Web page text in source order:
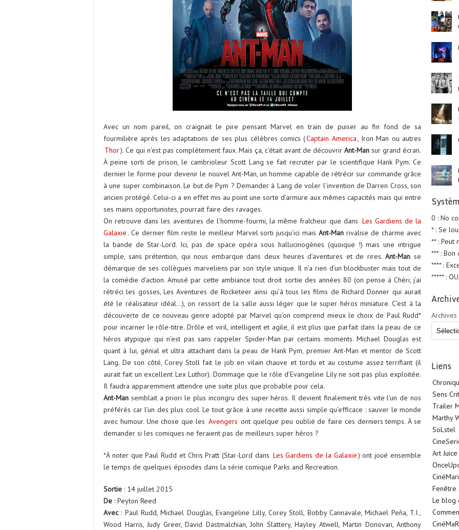
Avec un nom pareil, on craignait le pire pensant Marvel en train de puiser au fin fond de sa
fourmilière après les adaptations de ses plus célèbres comics (Captain America, Iron Man ou autres
Thor). Ce qui n’est pas complètement faux. Mais ça, c’était avant de découvrir Ant-Man sur grand écran.
À peine sorti de prison, le cambrioleur Scott Lang se fait recruter par le scientifique Hank Pym. Ce
dernier le forme pour devenir le nouvel Ant-Man, un homme capable de rétrécir sur commande grâce
à une super combinaison. Le but de Pym ? Demander à Lang de voler l’invention de Darren Cross, son
ancien protégé. Celui-ci a en effet mis au point une sorte d’armure aux mêmes capacités mais qui entre
ses mains opportunistes, pourrait faire des ravages.
On retrouve dans les aventures de l’homme-fourmi, la même fraîcheur que dans Les Gardiens de la
Galaxie . Ce dernier film reste le meilleur Marvel sorti jusqu’ici maisAnt-Man rivalise de charme avec
la bande de Star-Lord. Ici, pas de space opéra sous hallucinogènes (quoique !) mais une intrigue
simple, sans prétention, qui nous embarque dans deux heures d’aventures et de rires.Ant-Man se
démarque de ses collègues marveliens par son style unique. Il n’a rien d’un blockbuster mais tout de
la comédie d’action. Amusé par cette ambiance tout droit sortie des années 80 (on pense à Chéri, j’ai
rétréci les gosses, Les Aventures de Rocketeer ainsi qu’à tous les films de Richard Donner qui aurait
été le réalisateur idéal…), on ressort de la salle aussi léger que le super héros miniature. C’est à la
découverte de ce nouveau genre adopté par Marvel qu’on comprend mieux le choix de Paul Rudd*
pour incarner le rôle-titre. Drôle et viril, intelligent et agile, il est plus que parfait dans la peau de ce
héros atypique qui n’est pas sans rappeler Spider-Man par certains moments. Michael Douglas est
quant à lui, génial et ultra attachant dans la peau de Hank Pym, premier Ant-Man et mentor de Scott
Lang. De son côté, Corey Stoll fait le job en vilain chauve et tordu et au costume assez terrifiant (il
aurait fait un excellent Lex Luthor). Dommage que le rôle d’Evangeline Lily ne soit pas plus exploitée.
Il faudra apparemment attendre une suite plus que probable pour cela.
Ant-Man semblait a priori le plus incongru des super héros. Il devient finalement très vite l’un de nos
préférés car l’un des plus cool. Le tout grâce à une recette aussi simple qu’efficace : sauver le monde
avec humour. Une chose que les Avengers ont quelque peu oublié de faire ces derniers temps. À se
demander si les comiques ne feraient pas de meilleurs super héros ?
*À noter que Paul Rudd et Chris Pratt (Star-Lord dans Les Gardiens de la Galaxie) ont joué ensemble
le temps de quelques épisodes dans la série comique Parks and Recreation.
Sortie : 14 juillet 2015
De : Peyton Reed
Avec: Paul Rudd, Michael Douglas, Evangeline Lilly, Corey Stoll, Bobby Cannavale, Michael Peña, T.I.,
Wood Harris, Judy Greer, David Dastmalchian, John Slattery, Hayley Atwell, Martin Donovan, Anthony
0 : No
* : Se
** : Peut
*** : Bon
**** :
***** :
Archives
Liens
Sens
Trailer
Marthy
SoLstel
Art Juice
Fenêtre
Le blog